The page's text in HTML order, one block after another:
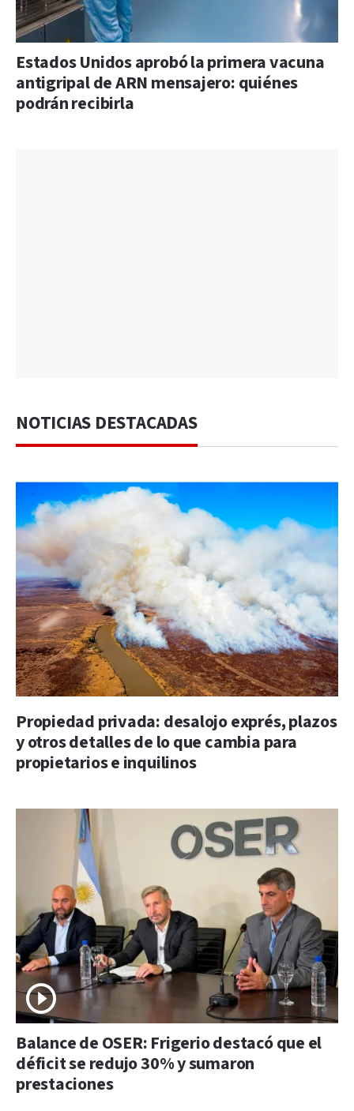
Estados Unidos aprobó la primera vacuna
antigripal de ARN mensajero: quiénes
podrán recibirla
NOTICIAS DESTACADAS
Propiedad privada: desalojo exprés, plazos
y otros detalles de lo que cambia para
propietarios e inquilinos
Balance de OSER: Frigerio destacó que el
déficit se redujo 30% y sumaron
prestaciones